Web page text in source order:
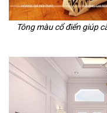
Tông màu cổ điển giúp